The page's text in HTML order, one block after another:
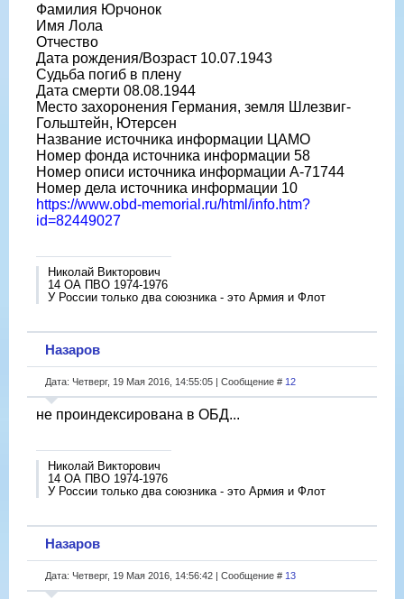
Фамилия Юрчонок
Имя Лола
Отчество
Дата рождения/Возраст 10.07.1943
Судьба погиб в плену
Дата смерти 08.08.1944
Место захоронения Германия, земля Шлезвиг-
Гольштейн, Ютерсен
Название источника информации ЦАМО
Номер фонда источника информации 58
Номер описи источника информации A-71744
Номер дела источника информации 10
https://www.obd-memorial.ru/html/info.htm?
id=82449027
Николай Викторович
14 ОА ПВО 1974-1976
У России только два союзника - это Армия и Флот
Назаров
Дата: Четверг, 19 Мая 2016, 14:55:05 | Сообщение # 12
не проиндексирована в ОБД...
Николай Викторович
14 ОА ПВО 1974-1976
У России только два союзника - это Армия и Флот
Назаров
Дата: Четверг, 19 Мая 2016, 14:56:42 | Сообщение # 13